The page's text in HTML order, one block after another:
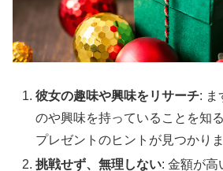
彼女の趣味や興味をリサーチ: ま
のや興味を持っていることを知
プレゼントのヒントが見つかりま
挑戦せず、無理しない: 金額が高